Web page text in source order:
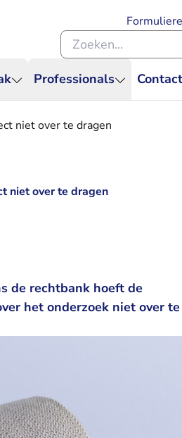
Professionals Contact
Zoeken binnen de
niet over te dragen
niet over te dragen
de rechtbank hoeft de
het onderzoek niet over te